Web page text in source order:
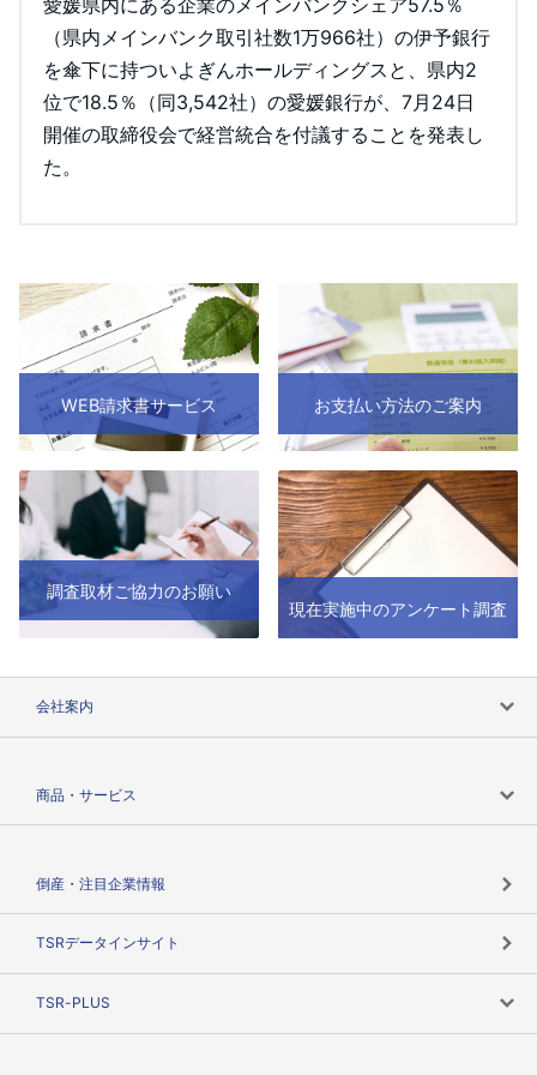
（県内メインバンク取引社数1万966社）の伊予銀行
を傘下に持ついよぎんホールディングスと、県内2
位で18.5％（同3,542社）の愛媛銀行が、7月24日
開催の取締役会で経営統合を付議することを発表し
た。
WEB請求書サービス お支払い方法のご案内
調査取材ご協力のお願い
現在実施中のアンケート調査
会社案内
商品・サービス
倒産・注目企業情報
TSRデータインサイト
TSR-PLUS